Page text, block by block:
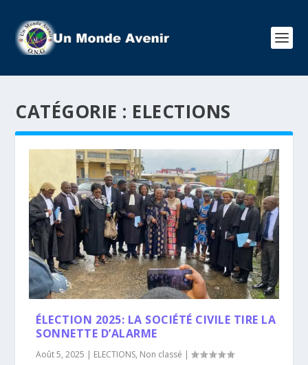
CATÉGORIE : ELECTIONS
ÉLECTION 2025: LA SOCIÉTÉ CIVILE TIRE LA
SONNETTE D’ALARME
Août 5, 2025 | ELECTIONS, Non classé |